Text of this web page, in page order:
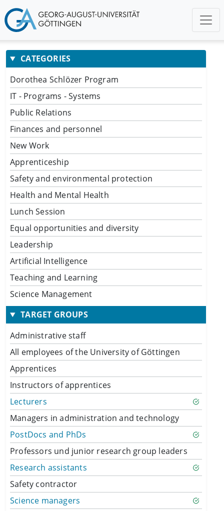
CATEGORIES
Dorothea Schlözer Program
IT - Programs - Systems
Public Relations
Finances and personnel
New Work
Apprenticeship
Safety and environmental protection
Health and Mental Health
Lunch Session
Equal opportunities and diversity
Leadership
Artificial Intelligence
Teaching and Learning
Science Management
TARGET GROUPS
Administrative staff
All employees of the University of Göttingen
Apprentices
Instructors of apprentices
Lecturers
Managers in administration and technology
PostDocs and PhDs
Professors und junior research group leaders
Research assistants
Safety contractor
Science managers